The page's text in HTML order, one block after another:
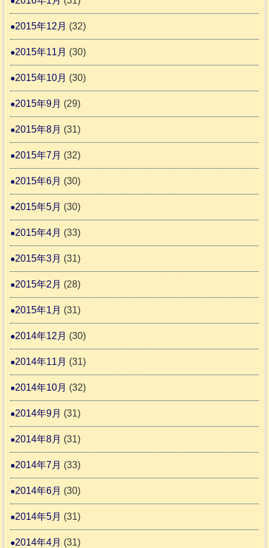
2015年12月 (32)
2015年11月 (30)
2015年10月 (30)
2015年9月 (29)
2015年8月 (31)
2015年7月 (32)
2015年6月 (30)
2015年5月 (30)
2015年4月 (33)
2015年3月 (31)
2015年2月 (28)
2015年1月 (31)
2014年12月 (30)
2014年11月 (31)
2014年10月 (32)
2014年9月 (31)
2014年8月 (31)
2014年7月 (33)
2014年6月 (30)
2014年5月 (31)
2014年4月 (31)